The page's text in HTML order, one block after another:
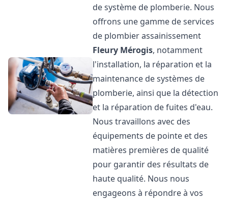
de système de plomberie. Nous
offrons une gamme de services
de plombier assainissement
Fleury Mérogis, notamment
l'installation, la réparation et la
maintenance de systèmes de
plomberie, ainsi que la détection
et la réparation de fuites d'eau.
Nous travaillons avec des
équipements de pointe et des
matières premières de qualité
pour garantir des résultats de
haute qualité. Nous nous
engageons à répondre à vos